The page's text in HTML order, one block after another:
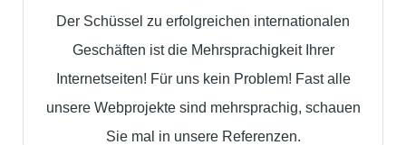
Der Schüssel zu erfolgreichen internationalen
Geschäften ist die Mehrsprachigkeit Ihrer
Internetseiten! Für uns kein Problem! Fast alle
unsere Webprojekte sind mehrsprachig, schauen
Sie mal in unsere Referenzen.